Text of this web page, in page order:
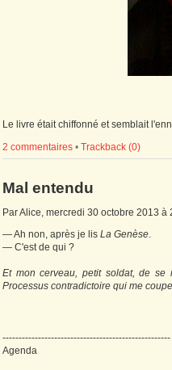
Le livre était chiffonné et semblait
2 commentaires • Trackback (0)
Mal entendu
Par Alice, mercredi 30 octobre 2013 à
— Ah non, après je lis La Genèse.
— C'est de qui ?
Et mon cerveau, petit soldat, de se
Processus contradictoire qui me
----------------------------------------------------
Agenda